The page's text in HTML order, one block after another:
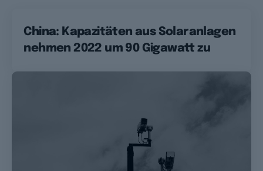
China: Kapazitäten aus Solaranlagen
nehmen 2022 um 90 Gigawatt zu